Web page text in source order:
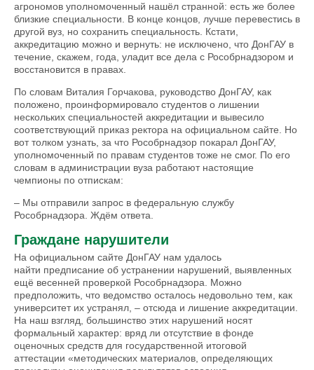
агрономов уполномоченный нашёл странной: есть же более
близкие специальности. В конце концов, лучше перевестись в
другой вуз, но сохранить специальность. Кстати,
аккредитацию можно и вернуть: не исключено, что ДонГАУ в
течение, скажем, года, уладит все дела с Рособрнадзором и
восстановится в правах.
По словам Виталия Горчакова, руководство ДонГАУ, как
положено, проинформировало студентов о лишении
нескольких специальностей аккредитации и вывесило
соответствующий приказ ректора на официальном сайте. Но
вот толком узнать, за что Рособрнадзор покарал ДонГАУ,
уполномоченный по правам студентов тоже не смог. По его
словам в администрации вуза работают настоящие
чемпионы по отпискам:
– Мы отправили запрос в федеральную службу
Рособрнадзора. Ждём ответа.
Граждане нарушители
На официальном сайте ДонГАУ нам удалось
найти предписание об устранении нарушений, выявленных
ещё весенней проверкой Рособрнадзора. Можно
предположить, что ведомство осталось недовольно тем, как
университет их устранял, – отсюда и лишение аккредитации.
На наш взгляд, большинство этих нарушений носят
формальный характер: вряд ли отсутствие в фонде
оценочных средств для государственной итоговой
аттестации «методических материалов, определяющих